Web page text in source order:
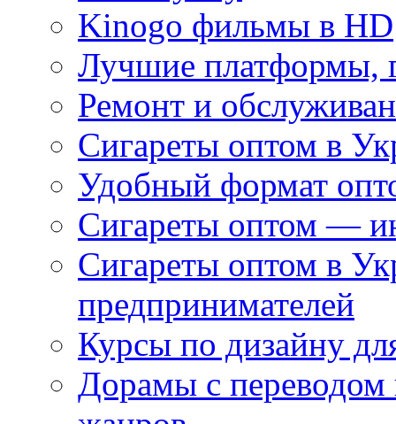
Kinogo фильмы в HD
Лучшие платформы,
Ремонт и
Сигареты оптом в
Удобный формат
Сигареты оптом —
Сигареты оптом в
предпринимателей
Курсы по дизайну
Дорамы с переводом